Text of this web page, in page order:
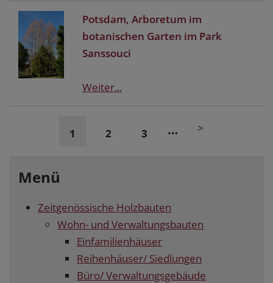
Potsdam, Arboretum im
botanischen Garten im Park
Sanssouci
Weiter...
1 2 3 … >
Menü
Zeitgenössische Holzbauten
Wohn- und Verwaltungsbauten
Einfamilienhäuser
Reihenhäuser/ Siedlungen
Büro/ Verwaltungsgebäude